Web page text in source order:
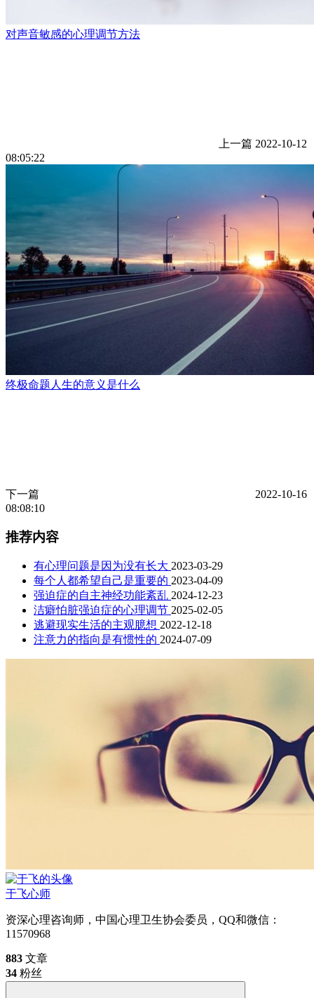
对声音敏感的心理调节方法
上一篇 2022-10-12
08:05:22
终极命题人生的意义是什么
下一篇
2022-10-16
08:08:10
推荐内容
有心理问题是因为没有长大 2023-03-29
每个人都希望自己是重要的 2023-04-09
强迫症的自主神经功能紊乱 2024-12-23
洁癖怕脏强迫症的心理调节 2025-02-05
逃避现实生活的主观臆想 2022-12-18
注意力的指向是有惯性的 2024-07-09
于飞心师
资深心理咨询师，中国心理卫生协会委员，QQ和微信：
11570968
883 文章
34 粉丝